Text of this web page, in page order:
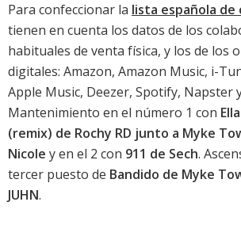
Para confeccionar la lista española de
tienen en cuenta los datos de los
habituales de venta física, y los de los
digitales: Amazon, Amazon Music, i-
Apple Music, Deezer, Spotify, Napster
Mantenimiento en el número 1 con
(remix) de Rochy RD junto a Myke
Nicole y en el 2 con 911 de Sech.
tercer puesto de Bandido de Myke
JUHN.